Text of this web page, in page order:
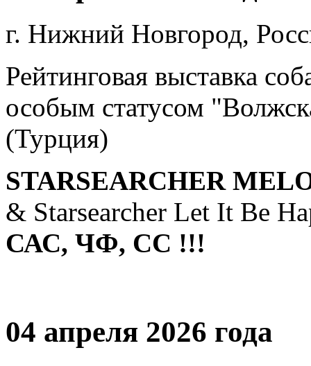
г. Нижний Новгород,
Рейтинговая выставка
особым статусом
(Турция)
STARSEARCHER
& Starsearcher Let It Be
САС, ЧФ, СС !!!
04 апреля 2026 года